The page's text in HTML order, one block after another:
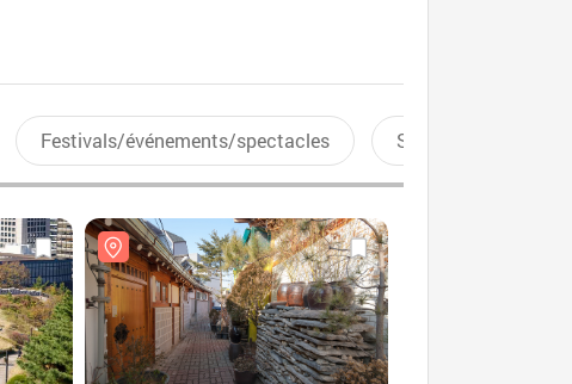
Festivals/événements/spectacles Sports aquatiques